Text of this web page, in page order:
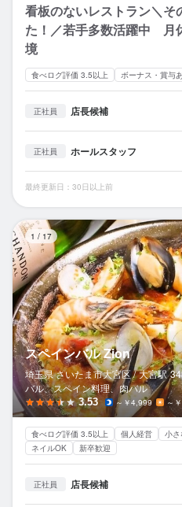
看板のないレストラン＼
た！／若手多数活躍中 月
境
食べログ評価 3.5以上 ボーナス・賞与
正社員 店長候補
正社員 ホールスタッフ
最終更新日：30日以上前
1 / 17
スペインバル Zion
埼玉県 さいたま市大宮区 / 大宮駅
バル、スペイン料理、肉バル
3.53 ～￥4,999 ～
食べログ評価 3.5以上 個人経営 小
ネイルOK
新卒歓迎
正社員 店長候補